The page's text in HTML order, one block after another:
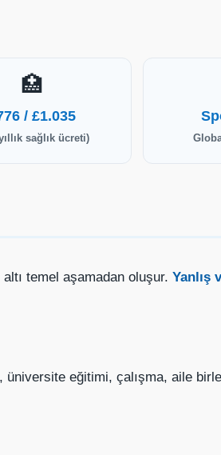
🏥
/ £1.035
sağlık ücreti)
temel aşamadan oluşur. Yanlış
eğitimi, çalışma, aile